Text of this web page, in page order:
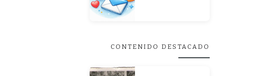
CONTENIDO DESTACADO